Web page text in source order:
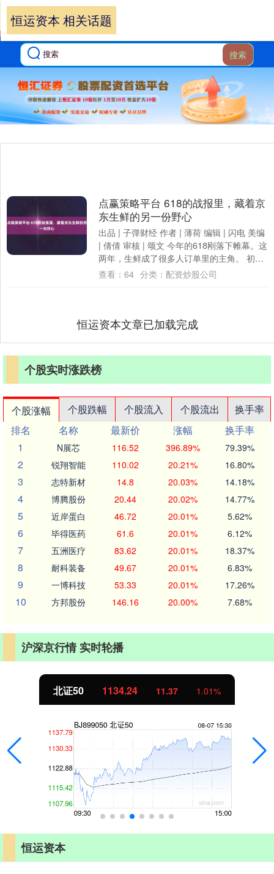
搜索
恒运资本 相关话题
点赢策略平台 618的战报里，藏着京
东生鲜的另一份野心
出品 | 子弹财经 作者 | 薄荷 编辑 | 闪电 美编
| 倩倩 审核 | 颂文 今年的618刚落下帷幕。这
两年，生鲜成了很多人订单里的主角。 初夏
时节，岭南....
查看： 64 分类： 配资炒股公司
恒运资本文章已加载完成
个股实时涨跌榜
个股涨幅 个股跌幅 个股流入 个股流出
换手率
排名
名称 最新价 涨幅
换手率
1
N展芯 116.52 396.89% 79.39%
2 锐翔智能 110.02 20.21% 16.80%
3 志特新材 14.8 20.03% 14.18%
4 博腾股份 20.44 20.02% 14.77%
5 近岸蛋白 46.72 20.01% 5.62%
6 毕得医药 61.6 20.01% 6.12%
7 五洲医疗 83.62 20.01% 18.37%
8 耐科装备 49.67 20.01% 6.83%
9 一博科技 53.33 20.01% 17.26%
10 方邦股份 146.16 20.00% 7.68%
沪深京行情 实时轮播
北证50 1134.24 11.37 1.01%
恒运资本